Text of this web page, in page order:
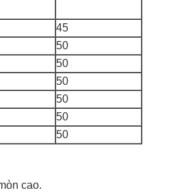
45
50
50
50
50
50
50
cao.